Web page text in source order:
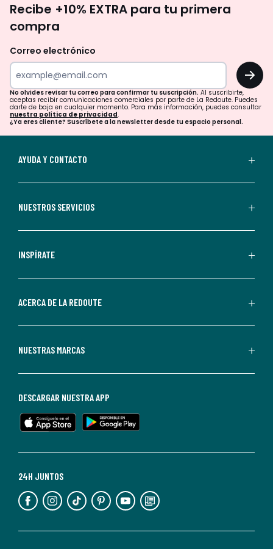
te
tu
para
confirmar
tu
suscripción.
aceptas
comerciales
personalizadas
parte
Redoute.
de
en
cualquier
Para
información,
puedes
nuestra
Recibe +10% EXTRA para tu primera
compra
Correo electrónico
OK
No olvides revisar tu correo para confirmar tu suscripción. Al suscribirte,
aceptas recibir comunicaciones comerciales por parte de La Redoute. Puedes
darte de baja en cualquier momento. Para más información, puedes consultar
nuestra política de privacidad.
¿Ya eres cliente? Suscríbete a la newsletter desde tu espacio personal.
AYUDA Y CONTACTO
NUESTROS SERVICIOS
INSPÍRATE
ACERCA DE LA REDOUTE
NUESTRAS MARCAS
24H JUNTOS
DESCARGAR NUESTRA APP